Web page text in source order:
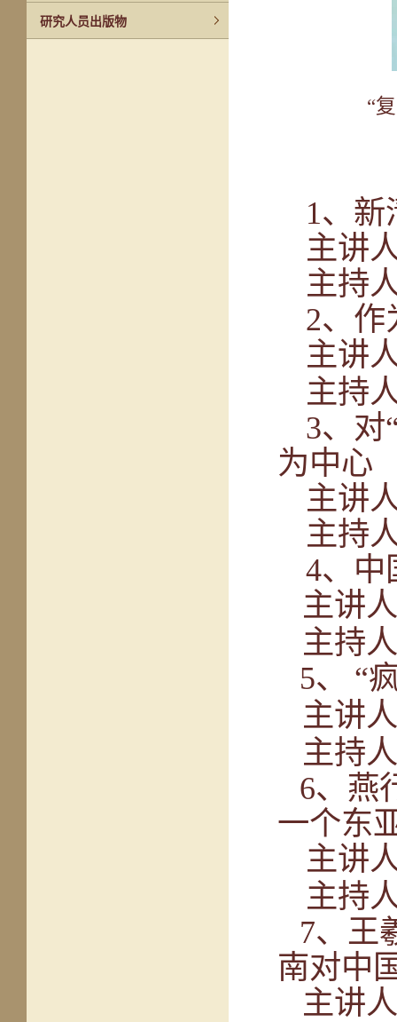
研究人员出版物
“
1、 新
主讲
主持
2、作
主讲
主持
3、对
为中心
主讲
主持
4、中
主讲
主持
5、
“
主讲
主持
6、燕
一个东
主讲
主持
7、王
南对中
主讲